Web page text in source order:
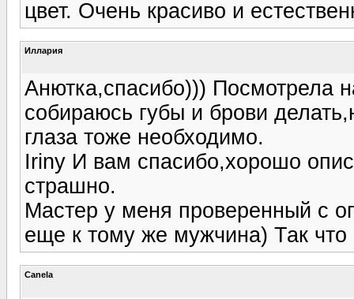
цвет. Очень красиво и
Иллария
Анютка,спасибо))) Посмотрела
собираюсь губы и брови
глаза тоже необходимо.
Iriny И вам спасибо,хорошо
страшно.
Мастер у меня проверенный с
еще к тому же мужчина) Так
Canela